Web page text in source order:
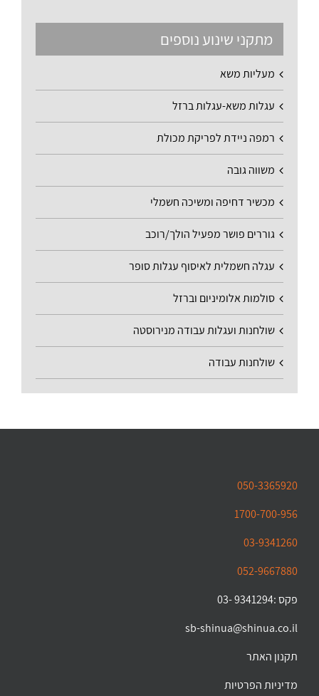
מתקני שינוע נוספים
מעליות משא
עגלות משא-עגלות ברזל
רמפה ניידת לפריקת מכולת
משווה גובה
מכשיר דחיפה ומשיכה חשמלי
גוררים פושר מפעיל הולך/רוכב
עגלה חשמלית לאיסוף עגלות סופר
סולמות אלומיניום וברזל
שולחנות ועגלות עבודה מנירוסטה
שולחנות עבודה
050-3365920
1700-700-956
03-9341260
052-9667880
פקס :9341294 -03
sb-shinua@shinua.co.il
תקנון האתר
מדיניות הפרטיות